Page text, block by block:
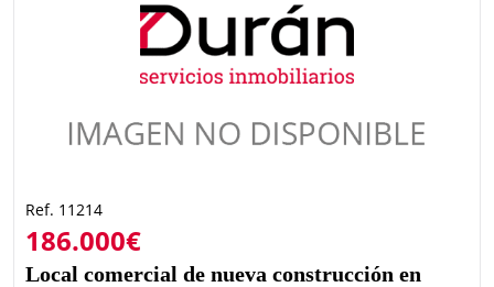
Ref. 11214
186.000€
Local comercial de nueva construcción en